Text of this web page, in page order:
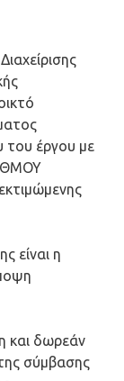
του έργου με
είναι η
και δωρεάν
σύμβασης